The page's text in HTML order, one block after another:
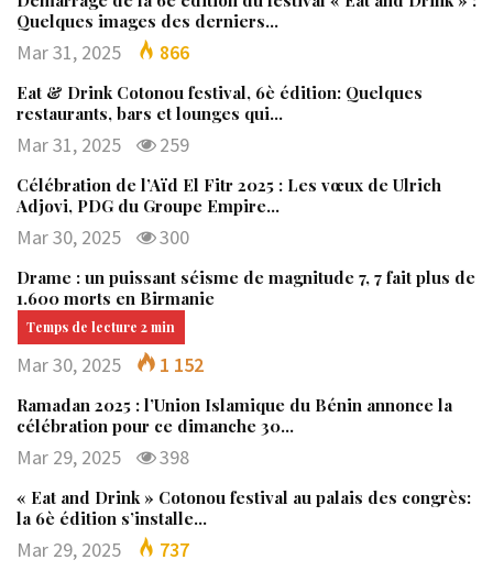
Quelques images des derniers…
Mar 31, 2025 866
Eat & Drink Cotonou festival, 6è édition: Quelques
restaurants, bars et lounges qui…
Mar 31, 2025 259
Célébration de l’Aïd El Fitr 2025 : Les vœux de Ulrich
Adjovi, PDG du Groupe Empire…
Mar 30, 2025 300
Drame : un puissant séisme de magnitude 7, 7 fait plus de
1.600 morts en Birmanie
Mar 30, 2025 1 152
Ramadan 2025 : l’Union Islamique du Bénin annonce la
célébration pour ce dimanche 30…
Mar 29, 2025 398
« Eat and Drink » Cotonou festival au palais des congrès:
la 6è édition s’installe…
Mar 29, 2025 737